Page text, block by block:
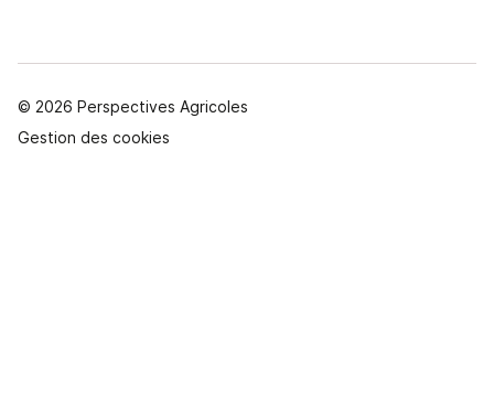
© 2026 Perspectives Agricoles
Gestion des cookies